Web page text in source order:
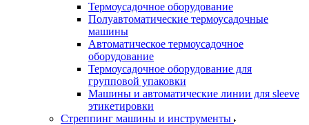
Термоусадочное оборудование
Полуавтоматические термоусадочные
машины
Автоматическое термоусадочное
оборудование
Термоусадочное оборудование для
групповой упаковки
Машины и автоматические линии для sleeve
этикетировки
Стреппинг машины и инструменты